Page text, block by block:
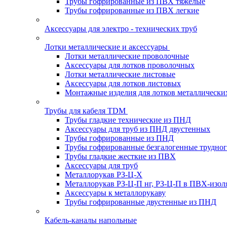
Трубы гофрированные из ПВХ легкие
Аксессуары для электро - технических труб
Лотки металлические и аксессуары
Лотки металлические проволочные
Аксессуары для лотков проволочных
Лотки металлические листовые
Аксессуары для лотков листовых
Монтажные изделия для лотков
Трубы для кабеля TDM
Трубы гладкие технические из ПНД
Аксессуары для труб из ПНД двустенных
Трубы гофрированные из ПНД
Трубы гофрированные безгалогенные
Трубы гладкие жесткие из ПВХ
Аксессуары для труб
Металлорукав РЗ-Ц-Х
Металлорукав РЗ-Ц-П нг, РЗ-Ц-П в ПВХ-
Аксессуары к металлорукаву
Трубы гофрированные двустенные из ПНД
Кабель-каналы напольные